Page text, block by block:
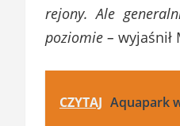
rejony. Ale
poziomie – wyjaśnił
CZYTAJ Aquapark